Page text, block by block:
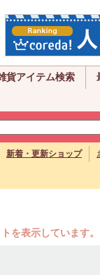
貨アイテム検索
新着・更新ショップ
を表示しています